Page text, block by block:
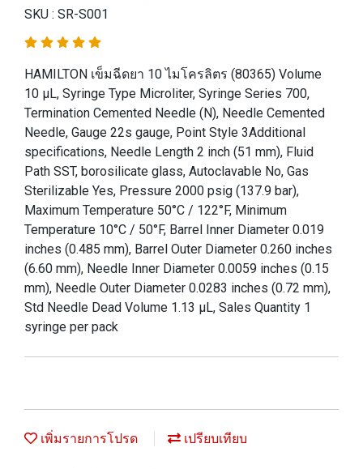
SKU : SR-S001
HAMILTON เข็มฉีดยา 10 ไมโครลิตร (80365) Volume
10 µL, Syringe Type Microliter, Syringe Series 700,
Termination Cemented Needle (N), Needle Cemented
Needle, Gauge 22s gauge, Point Style 3Additional
specifications, Needle Length 2 inch (51 mm), Fluid
Path SST, borosilicate glass, Autoclavable No, Gas
Sterilizable Yes, Pressure 2000 psig (137.9 bar),
Maximum Temperature 50°C / 122°F, Minimum
Temperature 10°C / 50°F, Barrel Inner Diameter 0.019
inches (0.485 mm), Barrel Outer Diameter 0.260 inches
(6.60 mm), Needle Inner Diameter 0.0059 inches (0.15
mm), Needle Outer Diameter 0.0283 inches (0.72 mm),
Std Needle Dead Volume 1.13 µL, Sales Quantity 1
syringe per pack
เพิ่มรายการโปรด เปรียบเทียบ